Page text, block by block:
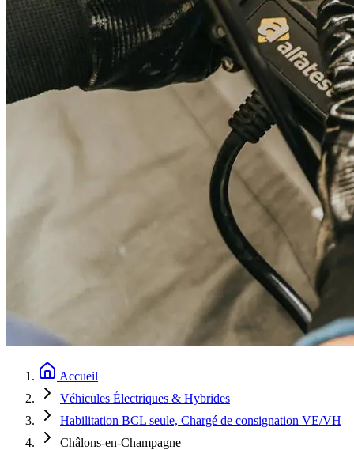
Accueil
Véhicules Électriques & Hybrides
Habilitation BCL seule, Chargé de consignation VE/VH
Châlons-en-Champagne